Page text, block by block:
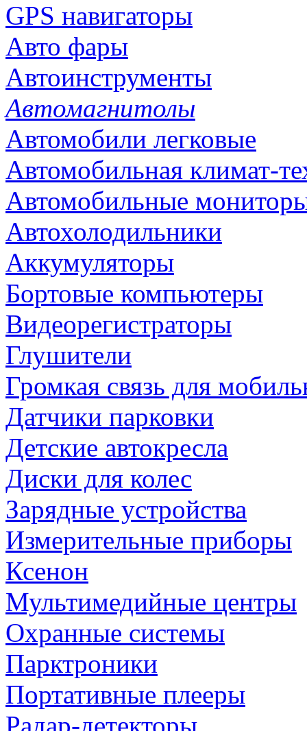
GPS навигаторы
Авто фары
Автоинструменты
Автомагнитолы
Автомобили легковые
Автомобильная климат-
Автомобильные
Автохолодильники
Аккумуляторы
Бортовые компьютеры
Видеорегистраторы
Глушители
Громкая связь для
Датчики парковки
Детские автокресла
Диски для колес
Зарядные устройства
Измерительные приборы
Ксенон
Мультимедийные центры
Охранные системы
Парктроники
Портативные плееры